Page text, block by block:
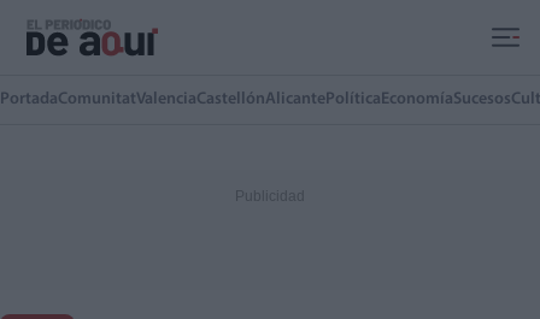
PortadaComunitatValenciaCastellónAlicante Política EconomíaSucesos